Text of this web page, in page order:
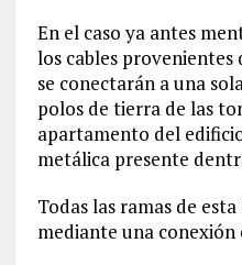
En el caso ya antes
los cables provenientes
se conectarán a una
polos de tierra de las
apartamento del
metálica presente
Todas las ramas de
mediante una conexión